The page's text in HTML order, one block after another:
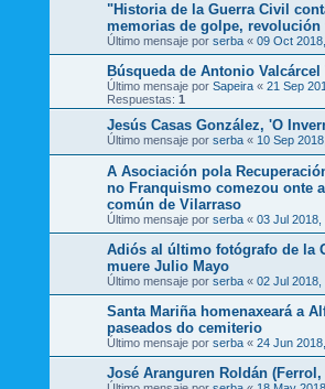
"Historia de la Guerra Civil
memorias de golpe, revolución
Último mensaje por serba « 09 Oct
Búsqueda de Antonio Valcárcel
Último mensaje por Sapeira « 21 Sep
Respuestas: 1
Jesús Casas González, 'O
Último mensaje por serba « 10 Sep
A Asociación pola
no Franquismo comezou onte
común de Vilarraso
Último mensaje por serba « 03 Jul 2018,
Adiós al último fotógrafo de la
muere Julio Mayo
Último mensaje por serba « 02 Jul 2018,
Santa Mariña homenaxeará a
paseados do cemiterio
Último mensaje por serba « 24 Jun
José Aranguren Roldán (Ferrol,